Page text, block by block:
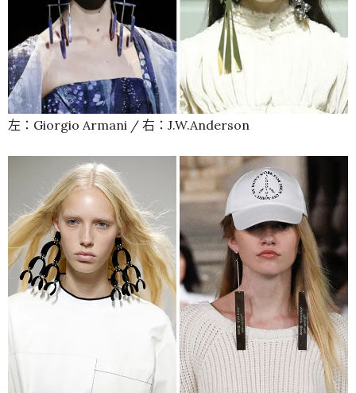
左：Giorgio Armani / 右：J.W.Anderson